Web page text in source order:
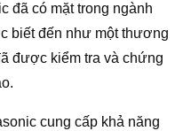
đã có mặt trong ngành
biết đến như một thương
được kiểm tra và chứng
cung cấp khả năng